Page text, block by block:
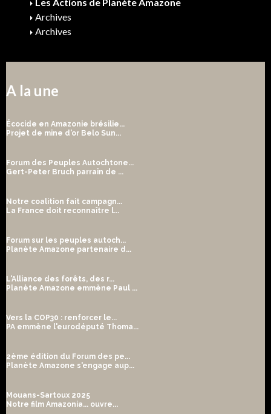
Archives
Archives
A la une
Écocide en Amazonie brésilie...
Projet de mine d'or Belo Sun...
Forum des Peuples Autochtone...
Gert-Peter Bruch parrain de ...
Notre coalition fait campagn...
La France doit reconnaître l...
Forum sur les peuples autoch...
Planète Amazone partenaire d...
L'Alliance des forêts, des r...
Planète Amazone emmène Paul ...
Vers la COP30 : renforcer le...
PA emmène l'eurodéputé Thoma...
2ème édition du Forum des pe...
Planète Amazone s'engage aup...
Mouans-Sartoux 2025
Notre film Amazonia... ouvre...